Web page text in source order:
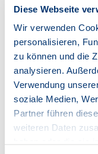
Diese Webseite
Wir verwenden
personalisieren,
zu können und die
analysieren.
Verwendung
soziale Medien,
Partner führen
weiteren Daten
Ich habe mein